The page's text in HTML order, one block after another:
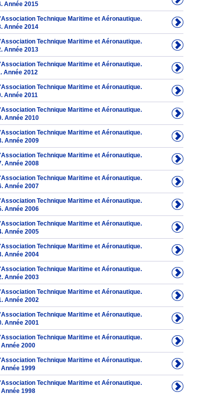
Année 2015
Technique Maritime et Aéronautique.
Année 2014
Technique Maritime et Aéronautique.
Année 2013
Technique Maritime et Aéronautique.
Année 2012
Technique Maritime et Aéronautique.
Année 2011
Technique Maritime et Aéronautique.
Année 2010
Technique Maritime et Aéronautique.
Année 2009
Technique Maritime et Aéronautique.
Année 2008
Technique Maritime et Aéronautique.
Année 2007
Technique Maritime et Aéronautique.
Année 2006
Technique Maritime et Aéronautique.
Année 2005
Technique Maritime et Aéronautique.
Année 2004
Technique Maritime et Aéronautique.
Année 2003
Technique Maritime et Aéronautique.
Année 2002
Technique Maritime et Aéronautique.
Année 2001
Technique Maritime et Aéronautique.
2000
Technique Maritime et Aéronautique.
1999
Technique Maritime et Aéronautique.
1998